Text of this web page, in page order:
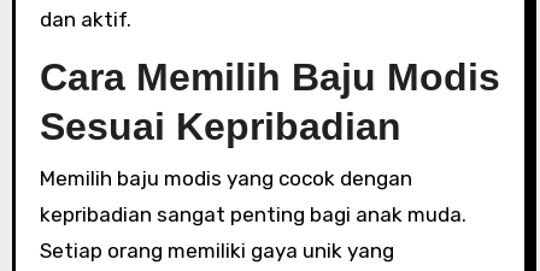
dan aktif.
Cara Memilih Baju Modis
Sesuai Kepribadian
Memilih baju modis yang cocok dengan
kepribadian sangat penting bagi anak muda.
Setiap orang memiliki gaya unik yang